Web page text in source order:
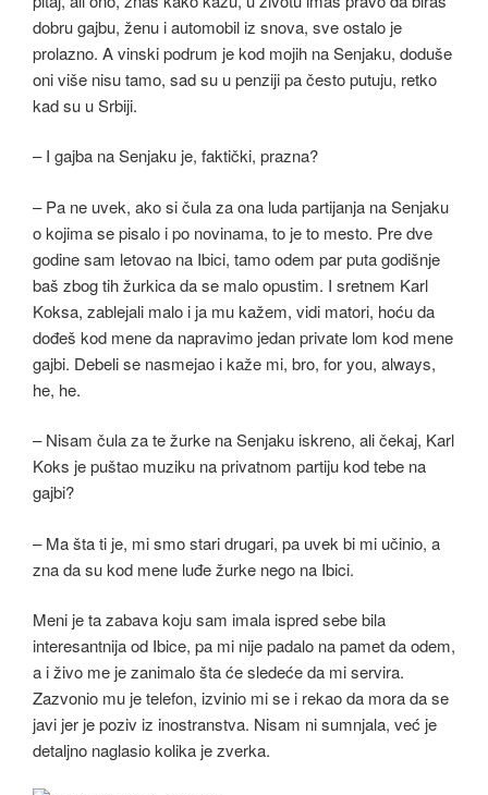
dobru gajbu, ženu i automobil iz snova, sve ostalo je
prolazno. A vinski podrum je kod mojih na Senjaku, doduše
oni više nisu tamo, sad su u penziji pa često putuju, retko
kad su u Srbiji.
– I gajba na Senjaku je, faktički, prazna?
– Pa ne uvek, ako si čula za ona luda partijanja na Senjaku
o kojima se pisalo i po novinama, to je to mesto. Pre dve
godine sam letovao na Ibici, tamo odem par puta godišnje
baš zbog tih žurkica da se malo opustim. I sretnem Karl
Koksa, zablejali malo i ja mu kažem, vidi matori, hoću da
dođeš kod mene da napravimo jedan private lom kod mene
gajbi. Debeli se nasmejao i kaže mi, bro, for you, always,
he, he.
– Nisam čula za te žurke na Senjaku iskreno, ali čekaj, Karl
Koks je puštao muziku na privatnom partiju kod tebe na
gajbi?
– Ma šta ti je, mi smo stari drugari, pa uvek bi mi učinio, a
zna da su kod mene luđe žurke nego na Ibici.
Meni je ta zabava koju sam imala ispred sebe bila
interesantnija od Ibice, pa mi nije padalo na pamet da odem,
a i živo me je zanimalo šta će sledeće da mi servira.
Zazvonio mu je telefon, izvinio mi se i rekao da mora da se
javi jer je poziv iz inostranstva. Nisam ni sumnjala, već je
detaljno naglasio kolika je zverka.